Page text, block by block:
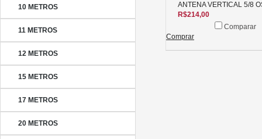
10 METROS
11 METROS
12 METROS
15 METROS
17 METROS
20 METROS
ANTENA VERTICAL 5/8
R$214,00
Comparar
Comprar